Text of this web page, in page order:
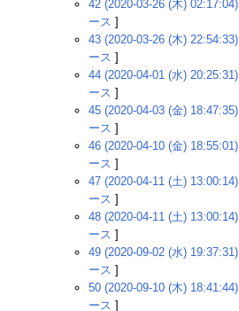
42 (2020-03-26 (木) 02:17:04)
ース ]
43 (2020-03-26 (木) 22:54:33)
ース ]
44 (2020-04-01 (水) 20:25:31)
ース ]
45 (2020-04-03 (金) 18:47:35)
ース ]
46 (2020-04-10 (金) 18:55:01)
ース ]
47 (2020-04-11 (土) 13:00:14)
ース ]
48 (2020-04-11 (土) 13:00:14)
ース ]
49 (2020-09-02 (水) 19:37:31)
ース ]
50 (2020-09-10 (木) 18:41:44)
ース ]